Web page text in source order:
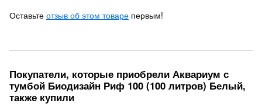
Оставьте отзыв об этом товаре первым!
Покупатели, которые приобрели Аквариум с
тумбой Биодизайн Риф 100 (100 литров) Белый,
также купили